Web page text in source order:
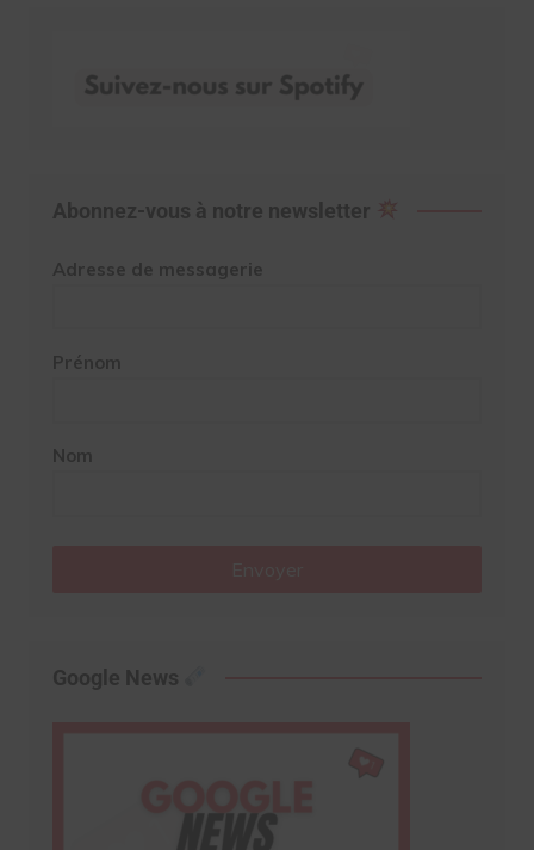
Abonnez-vous à notre newsletter
Adresse de messagerie
Prénom
Nom
Google News